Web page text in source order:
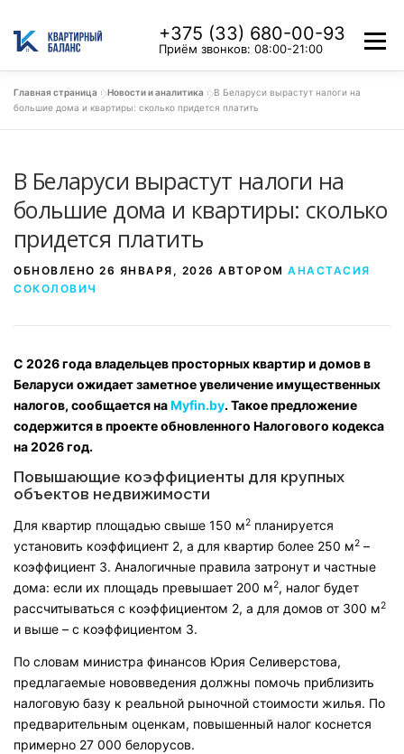
+375 (33) 680-00-93
Приём звонков: 08:00-21:00
Меню
ЖК «МИНСК МИР» НАШИ ОБЪЕКТЫ УСЛУГИ
Главная страница »Новости и аналитика »В Беларуси вырастут налоги на
большие дома и квартиры: сколько придется платить
В Беларуси вырастут налоги на
большие дома и квартиры: сколько
придется платить
ОБНОВЛЕНО 26 ЯНВАРЯ, 2026 АВТОРОМ АНАСТАСИЯ
СОКОЛОВИЧ
С 2026 года владельцев просторных квартир и домов в
Беларуси ожидает заметное увеличение имущественных
налогов, сообщается наMyfin.by. Такое предложение
содержится в проекте обновленного Налогового кодекса
на 2026 год.
Повышающие коэффициенты для крупных
объектов недвижимости
Для квартир площадью свыше 150 м2 планируется
установить коэффициент 2, а для квартир более 250 м2 –
коэффициент 3. Аналогичные правила затронут и частные
дома: если их площадь превышает 200 м2, налог будет
рассчитываться с коэффициентом 2, а для домов от 300 м2
и выше – с коэффициентом 3.
По словам министра финансов Юрия Селиверстова,
предлагаемые нововведения должны помочь приблизить
налоговую базу к реальной рыночной стоимости жилья. По
предварительным оценкам, повышенный налог коснется
примерно 27 000 белорусов.